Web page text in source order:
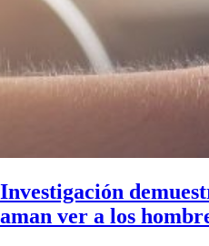
Investigación
aman ver a los